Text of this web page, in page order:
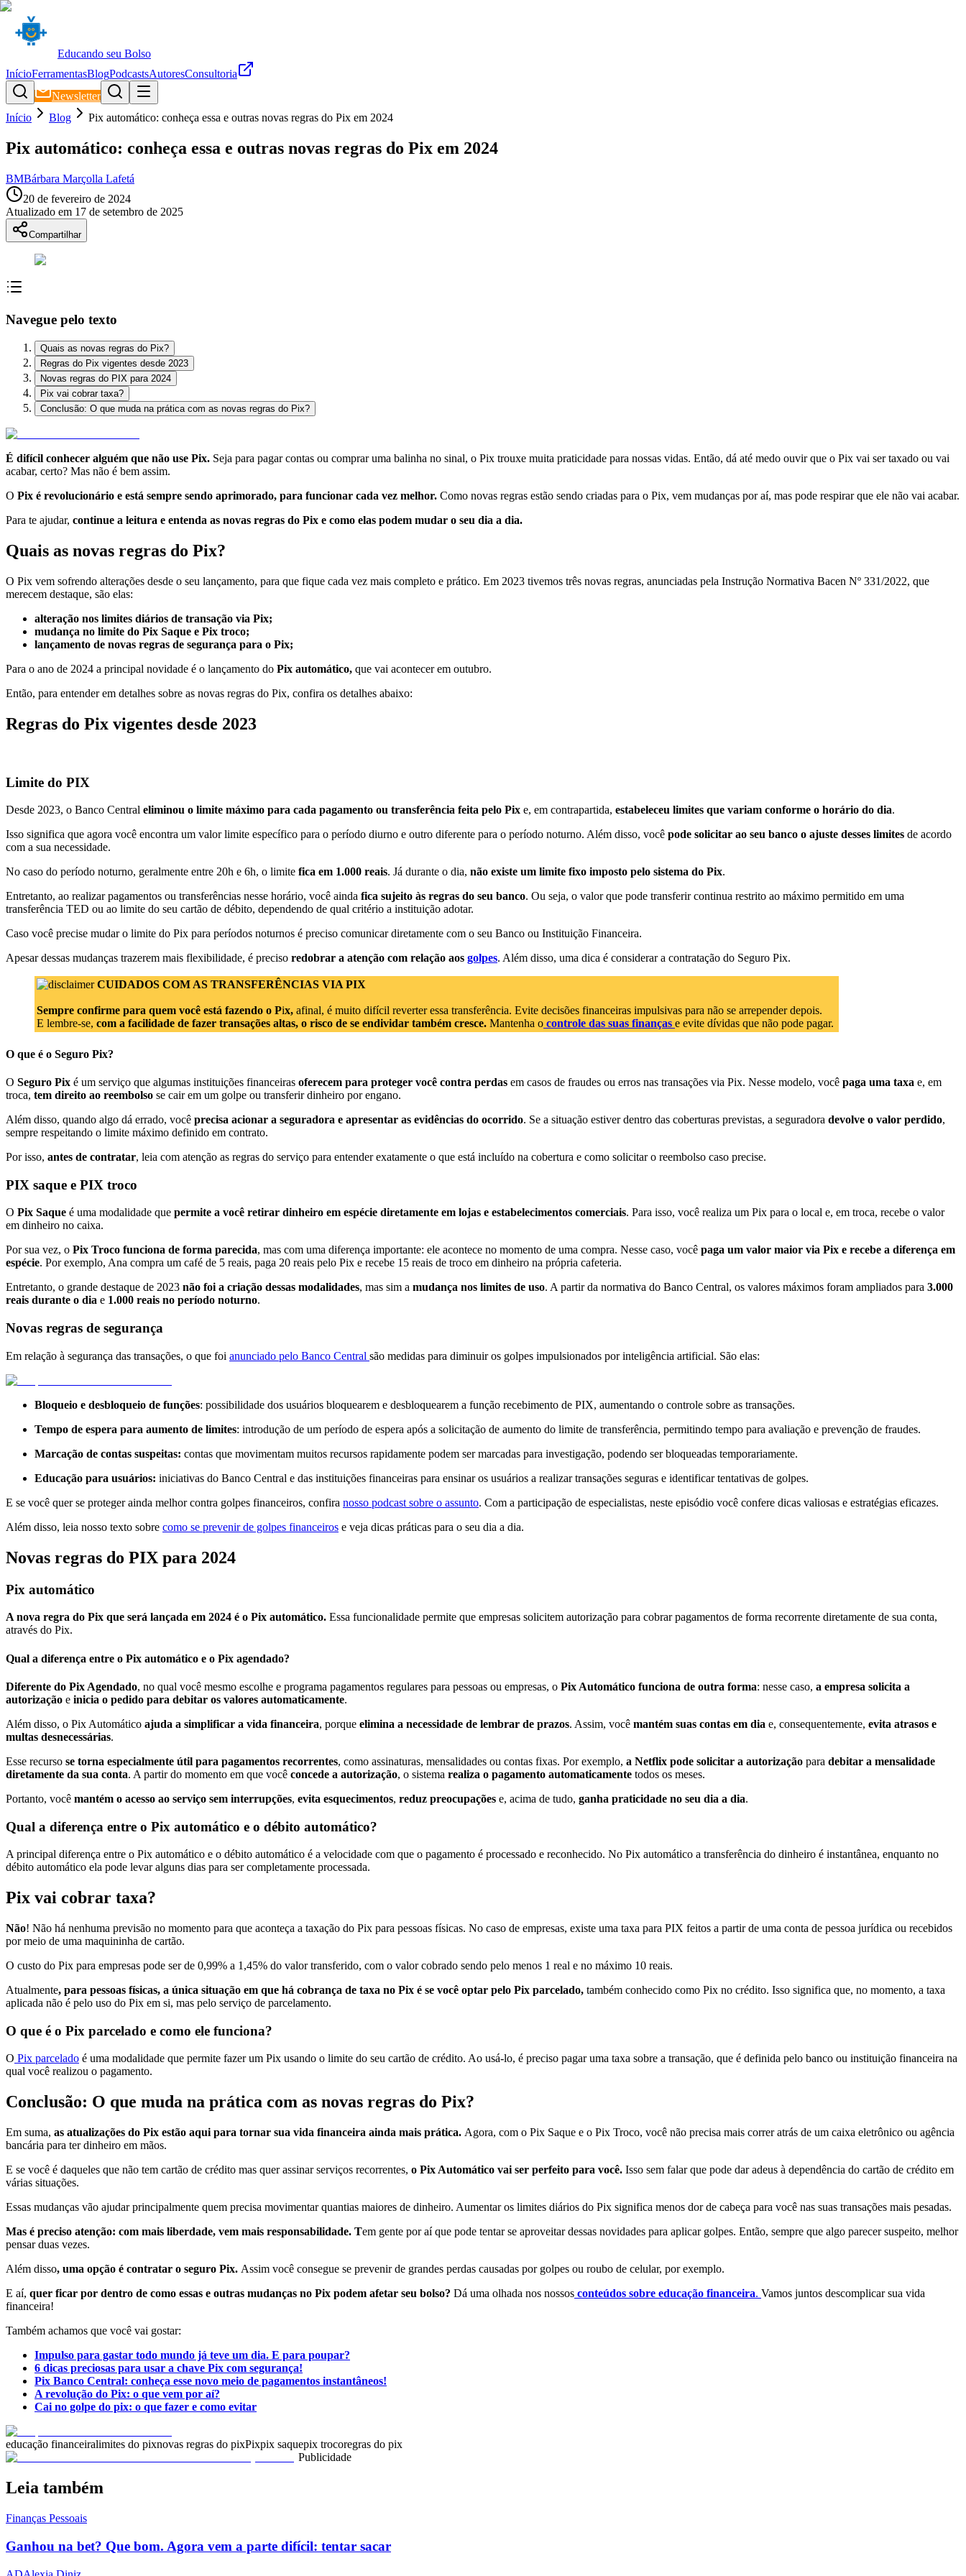
Educando seu Bolso
InícioFerramentasBlogPodcastsAutoresConsultoria
Newsletter
Início
Blog Pix automático: conheça essa e outras novas regras do Pix em 2024
Pix automático: conheça essa e outras novas regras do Pix em 2024
BMBárbara Marçolla Lafetá
20 de fevereiro de 2024
Atualizado em 17 de setembro de 2025
Compartilhar
Navegue pelo texto
Quais as novas regras do Pix?
Regras do Pix vigentes desde 2023
Novas regras do PIX para 2024
Pix vai cobrar taxa?
Conclusão: O que muda na prática com as novas regras do Pix?
É difícil conhecer alguém que não use Pix. Seja para pagar contas ou comprar uma balinha no sinal, o Pix trouxe muita praticidade para nossas vidas. Então, dá até medo ouvir que o Pix vai ser taxado ou vai
acabar, certo? Mas não é bem assim.
O Pix é revolucionário e está sempre sendo aprimorado, para funcionar cada vez melhor. Como novas regras estão sendo criadas para o Pix, vem mudanças por aí, mas pode respirar que ele não vai acabar.
Para te ajudar, continue a leitura e entenda as novas regras do Pix e como elas podem mudar o seu dia a dia.
Quais as novas regras do Pix?
O Pix vem sofrendo alterações desde o seu lançamento, para que fique cada vez mais completo e prático. Em 2023 tivemos três novas regras, anunciadas pela Instrução Normativa Bacen Nº 331/2022, que
merecem destaque, são elas:
alteração nos limites diários de transação via Pix;
mudança no limite do Pix Saque e Pix troco;
lançamento de novas regras de segurança para o Pix;
Para o ano de 2024 a principal novidade é o lançamento do Pix automático, que vai acontecer em outubro.
Então, para entender em detalhes sobre as novas regras do Pix, confira os detalhes abaixo:
Regras do Pix vigentes desde 2023
Limite do PIX
Desde 2023, o Banco Central eliminou o limite máximo para cada pagamento ou transferência feita pelo Pix e, em contrapartida, estabeleceu limites que variam conforme o horário do dia.
Isso significa que agora você encontra um valor limite específico para o período diurno e outro diferente para o período noturno. Além disso, você pode solicitar ao seu banco o ajuste desses limites de acordo
com a sua necessidade.
No caso do período noturno, geralmente entre 20h e 6h, o limite fica em 1.000 reais. Já durante o dia, não existe um limite fixo imposto pelo sistema do Pix.
Entretanto, ao realizar pagamentos ou transferências nesse horário, você ainda fica sujeito às regras do seu banco. Ou seja, o valor que pode transferir continua restrito ao máximo permitido em uma
transferência TED ou ao limite do seu cartão de débito, dependendo de qual critério a instituição adotar.
Caso você precise mudar o limite do Pix para períodos noturnos é preciso comunicar diretamente com o seu Banco ou Instituição Financeira.
Apesar dessas mudanças trazerem mais flexibilidade, é preciso redobrar a atenção com relação aos golpes. Além disso, uma dica é considerar a contratação do Seguro Pix.
CUIDADOS COM AS TRANSFERÊNCIAS VIA PIX
Sempre confirme para quem você está fazendo o Pix, afinal, é muito difícil reverter essa transferência. Evite decisões financeiras impulsivas para não se arrepender depois.
E lembre-se, com a facilidade de fazer transações altas, o risco de se endividar também cresce. Mantenha o controle das suas finanças e evite dívidas que não pode pagar.
O que é o Seguro Pix?
O Seguro Pix é um serviço que algumas instituições financeiras oferecem para proteger você contra perdas em casos de fraudes ou erros nas transações via Pix. Nesse modelo, você paga uma taxa e, em
troca, tem direito ao reembolso se cair em um golpe ou transferir dinheiro por engano.
Além disso, quando algo dá errado, você precisa acionar a seguradora e apresentar as evidências do ocorrido. Se a situação estiver dentro das coberturas previstas, a seguradora devolve o valor perdido,
sempre respeitando o limite máximo definido em contrato.
Por isso, antes de contratar, leia com atenção as regras do serviço para entender exatamente o que está incluído na cobertura e como solicitar o reembolso caso precise.
PIX saque e PIX troco
O Pix Saque é uma modalidade que permite a você retirar dinheiro em espécie diretamente em lojas e estabelecimentos comerciais. Para isso, você realiza um Pix para o local e, em troca, recebe o valor
em dinheiro no caixa.
Por sua vez, o Pix Troco funciona de forma parecida, mas com uma diferença importante: ele acontece no momento de uma compra. Nesse caso, você paga um valor maior via Pix e recebe a diferença em
espécie. Por exemplo, Ana compra um café de 5 reais, paga 20 reais pelo Pix e recebe 15 reais de troco em dinheiro na própria cafeteria.
Entretanto, o grande destaque de 2023 não foi a criação dessas modalidades, mas sim a mudança nos limites de uso. A partir da normativa do Banco Central, os valores máximos foram ampliados para 3.000
reais durante o dia e 1.000 reais no período noturno.
Novas regras de segurança
Em relação à segurança das transações, o que foi anunciado pelo Banco Central são medidas para diminuir os golpes impulsionados por inteligência artificial. São elas:
Bloqueio e desbloqueio de funções: possibilidade dos usuários bloquearem e desbloquearem a função recebimento de PIX, aumentando o controle sobre as transações.
Tempo de espera para aumento de limites: introdução de um período de espera após a solicitação de aumento do limite de transferência, permitindo tempo para avaliação e prevenção de fraudes.
Marcação de contas suspeitas: contas que movimentam muitos recursos rapidamente podem ser marcadas para investigação, podendo ser bloqueadas temporariamente.
Educação para usuários: iniciativas do Banco Central e das instituições financeiras para ensinar os usuários a realizar transações seguras e identificar tentativas de golpes.
E se você quer se proteger ainda melhor contra golpes financeiros, confira nosso podcast sobre o assunto. Com a participação de especialistas, neste episódio você confere dicas valiosas e estratégias eficazes.
Além disso, leia nosso texto sobre como se prevenir de golpes financeiros e veja dicas práticas para o seu dia a dia.
Novas regras do PIX para 2024
Pix automático
A nova regra do Pix que será lançada em 2024 é o Pix automático. Essa funcionalidade permite que empresas solicitem autorização para cobrar pagamentos de forma recorrente diretamente de sua conta,
através do Pix.
Qual a diferença entre o Pix automático e o Pix agendado?
Diferente do Pix Agendado, no qual você mesmo escolhe e programa pagamentos regulares para pessoas ou empresas, o Pix Automático funciona de outra forma: nesse caso, a empresa solicita a
autorização e inicia o pedido para debitar os valores automaticamente.
Além disso, o Pix Automático ajuda a simplificar a vida financeira, porque elimina a necessidade de lembrar de prazos. Assim, você mantém suas contas em dia e, consequentemente, evita atrasos e
multas desnecessárias.
Esse recurso se torna especialmente útil para pagamentos recorrentes, como assinaturas, mensalidades ou contas fixas. Por exemplo, a Netflix pode solicitar a autorização para debitar a mensalidade
diretamente da sua conta. A partir do momento em que você concede a autorização, o sistema realiza o pagamento automaticamente todos os meses.
Portanto, você mantém o acesso ao serviço sem interrupções, evita esquecimentos, reduz preocupações e, acima de tudo, ganha praticidade no seu dia a dia.
Qual a diferença entre o Pix automático e o débito automático?
A principal diferença entre o Pix automático e o débito automático é a velocidade com que o pagamento é processado e reconhecido. No Pix automático a transferência do dinheiro é instantânea, enquanto no
débito automático ela pode levar alguns dias para ser completamente processada.
Pix vai cobrar taxa?
Não! Não há nenhuma previsão no momento para que aconteça a taxação do Pix para pessoas físicas. No caso de empresas, existe uma taxa para PIX feitos a partir de uma conta de pessoa jurídica ou recebidos
por meio de uma maquininha de cartão.
O custo do Pix para empresas pode ser de 0,99% a 1,45% do valor transferido, com o valor cobrado sendo pelo menos 1 real e no máximo 10 reais.
Atualmente, para pessoas físicas, a única situação em que há cobrança de taxa no Pix é se você optar pelo Pix parcelado, também conhecido como Pix no crédito. Isso significa que, no momento, a taxa
aplicada não é pelo uso do Pix em si, mas pelo serviço de parcelamento.
O que é o Pix parcelado e como ele funciona?
O Pix parcelado é uma modalidade que permite fazer um Pix usando o limite do seu cartão de crédito. Ao usá-lo, é preciso pagar uma taxa sobre a transação, que é definida pelo banco ou instituição financeira na
qual você realizou o pagamento.
Conclusão: O que muda na prática com as novas regras do Pix?
Em suma, as atualizações do Pix estão aqui para tornar sua vida financeira ainda mais prática. Agora, com o Pix Saque e o Pix Troco, você não precisa mais correr atrás de um caixa eletrônico ou agência
bancária para ter dinheiro em mãos.
E se você é daqueles que não tem cartão de crédito mas quer assinar serviços recorrentes, o Pix Automático vai ser perfeito para você. Isso sem falar que pode dar adeus à dependência do cartão de crédito em
várias situações.
Essas mudanças vão ajudar principalmente quem precisa movimentar quantias maiores de dinheiro. Aumentar os limites diários do Pix significa menos dor de cabeça para você nas suas transações mais pesadas.
Mas é preciso atenção: com mais liberdade, vem mais responsabilidade. Tem gente por aí que pode tentar se aproveitar dessas novidades para aplicar golpes. Então, sempre que algo parecer suspeito, melhor
pensar duas vezes.
Além disso, uma opção é contratar o seguro Pix. Assim você consegue se prevenir de grandes perdas causadas por golpes ou roubo de celular, por exemplo.
E aí, quer ficar por dentro de como essas e outras mudanças no Pix podem afetar seu bolso? Dá uma olhada nos nossos conteúdos sobre educação financeira. Vamos juntos descomplicar sua vida
financeira!
Também achamos que você vai gostar:
Impulso para gastar todo mundo já teve um dia. E para poupar?
6 dicas preciosas para usar a chave Pix com segurança!
Pix Banco Central: conheça esse novo meio de pagamentos instantâneos!
A revolução do Pix: o que vem por aí?
Cai no golpe do pix: o que fazer e como evitar
educação financeiralimites do pixnovas regras do pixPixpix saquepix trocoregras do pix
Publicidade
Leia também
Finanças Pessoais
Ganhou na bet? Que bom. Agora vem a parte difícil: tentar sacar